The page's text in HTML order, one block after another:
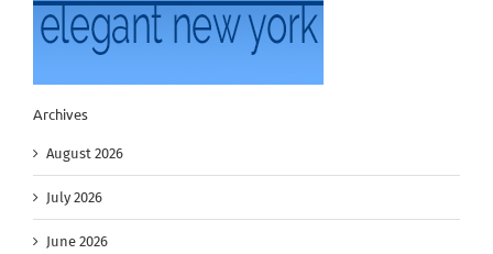
Archives
August 2026
July 2026
June 2026